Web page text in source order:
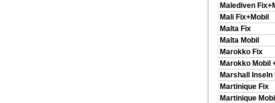
Malediven
Mali Fix+Mobil
Malta Fix
Malta Mobil
Marokko Fix
Marokko Mobil
Marshall Inseln
Martinique Fix
Martinique